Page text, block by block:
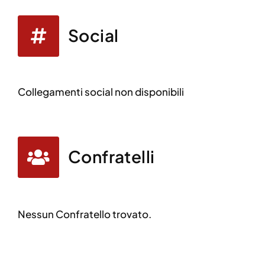
Social
Collegamenti social non disponibili
Confratelli
Nessun Confratello trovato.